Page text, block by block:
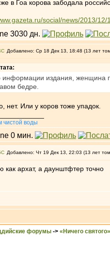
в Гоа корова забодала
social/news/2013/
Добавлено: Ср 18 Дек 13, 18:48 (13 лет
информации издания, женщина
бедре.
нет. Или у коров тоже упадок.
чистой воды
Добавлено: Чт 19 Дек 13, 22:03 (13 лет
как архат, а даунштфтер точно
форумы -> «Ничего святого»